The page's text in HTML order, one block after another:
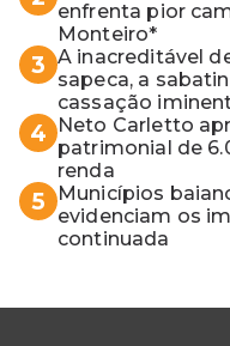
enfrenta pior
Monteiro*
3 A inacreditável
sapeca, a
cassação
vaga do Quinto
4
Neto Carletto
patrimonial de
renda
5
Municípios
evidenciam os
continuada